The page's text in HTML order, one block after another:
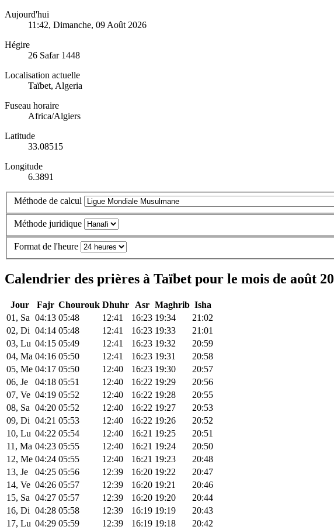
Aujourd'hui
11:42, Dimanche, 09 Août 2026
Hégire
26 Safar 1448
Localisation actuelle
Taïbet, Algeria
Fuseau horaire
Africa/Algiers
Latitude
33.08515
Longitude
6.3891
Méthode de calcul
Méthode juridique
Format de l'heure
Calendrier des prières à Taïbet pour le mois de août
Jour Fajr Chourouk Dhuhr Asr Maghrib Isha
01, Sa 04:13 05:48 12:41 16:23 19:34
21:02
02, Di 04:14 05:48 12:41 16:23 19:33
21:01
03, Lu 04:15 05:49 12:41 16:23 19:32
20:59
04, Ma 04:16 05:50 12:41 16:23 19:31
20:58
05, Me 04:17 05:50 12:40 16:23 19:30
20:57
06, Je
04:18 05:51 12:40 16:22 19:29
20:56
07, Ve 04:19 05:52 12:40 16:22 19:28
20:55
08, Sa 04:20 05:52 12:40 16:22 19:27
20:53
09, Di 04:21 05:53 12:40 16:22 19:26
20:52
10, Lu 04:22 05:54 12:40 16:21 19:25
20:51
11, Ma 04:23 05:55 12:40 16:21 19:24
20:50
12, Me 04:24 05:55 12:40 16:21 19:23
20:48
13, Je
04:25 05:56 12:39 16:20 19:22
20:47
14, Ve 04:26 05:57 12:39 16:20 19:21
20:46
15, Sa 04:27 05:57 12:39 16:20 19:20
20:44
16, Di 04:28 05:58 12:39 16:19 19:19
20:43
17, Lu 04:29 05:59 12:39 16:19 19:18
20:42